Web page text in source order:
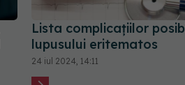
Lista complicațiilor
lupusului eritematos
24 iul 2024, 14:11